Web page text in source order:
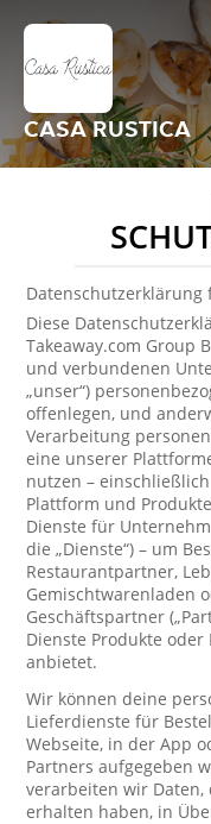
CASA RUSTICA
Datenschutzerklärung
Diese
Takeaway.com Group
und verbundenen
„unser“)
offenlegen, und
Verarbeitung
eine unserer
nutzen –
Plattform und
Dienste für
die „Dienste“) – um
Restaurantpartner,
Gemischtwarenladen
Geschäftspartner
Dienste Produkte
anbietet.
Wir können deine
Lieferdienste für
Webseite, in der App
Partners aufgegeben
verarbeiten wir
erhalten haben, in